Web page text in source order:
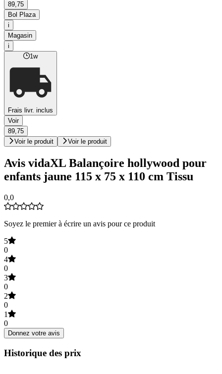
89,75
Bol Plaza
i
Magasin
i
1w
Frais livr. inclus
Voir
89,75
Voir le produit
Voir le produit
Avis vidaXL Balançoire hollywood pour
enfants jaune 115 x 75 x 110 cm Tissu
0,0
Soyez le premier à écrire un avis pour ce produit
5
0
4
0
3
0
2
0
1
0
Donnez votre avis
Historique des prix